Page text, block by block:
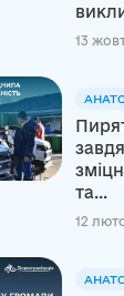
13
та...
12